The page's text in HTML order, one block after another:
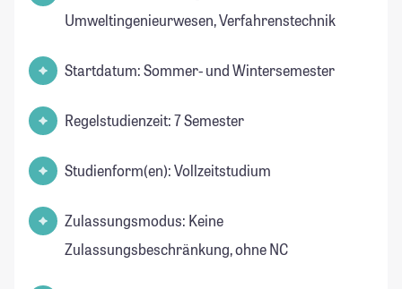
Umweltingenieurwesen, Verfahrenstechnik
Startdatum: Sommer- und Wintersemester
Regelstudienzeit: 7 Semester
Studienform(en): Vollzeitstudium
Zulassungsmodus: Keine
Zulassungsbeschränkung, ohne NC